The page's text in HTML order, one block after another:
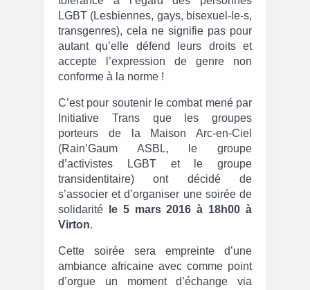
LGBT (Lesbiennes, gays, bisexuel-le-s,
transgenres), cela ne signifie pas pour
autant qu’elle défend leurs droits et
accepte l’expression de genre non
conforme à la norme !
C’est pour soutenir le combat mené par
Initiative Trans que les groupes
porteurs de la Maison Arc-en-Ciel
(Rain’Gaum ASBL, le groupe
d’activistes LGBT et le groupe
transidentitaire) ont décidé de
s’associer et d’organiser une soirée de
solidarité
le 5 mars 2016 à 18h00 à
Virton.
Cette soirée sera empreinte d’une
ambiance africaine avec comme point
d’orgue un moment d’échange via